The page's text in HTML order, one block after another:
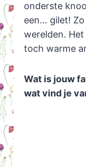
onderste
een… gilet!
werelden.
toch warme
Wat is jouw
wat vind je